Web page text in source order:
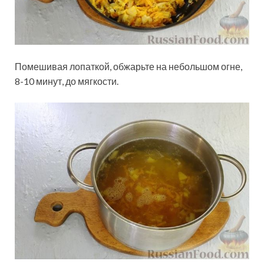
Помешивая лопаткой, обжарьте на небольшом огне,
8-10 минут, до мягкости.